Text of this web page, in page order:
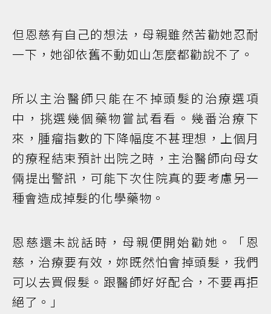
但恩慈有自己的想法，母親雖然苦勸她忍耐
一下，她卻依舊不動如山怎麼都勸說不了。
所以主治醫師只能在不掉頭髮的治療選項
中，挑選幾個藥物嘗試看看。幾番治療下
來，腫瘤指數的下降幅度不甚理想，上個月
的療程結束預計出院之時，主治醫師向母女
倆提出警訊，可能下次住院真的要考慮另一
種會造成掉髮的化學藥物。
恩慈還未說話時，母親便開始勸她。「恩
慈，治療要有效，妳既然怕會掉頭髮，我們
可以去買假髮。跟醫師好好配合，不要再拒
絕了。」